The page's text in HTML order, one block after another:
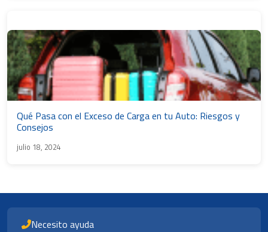
Qué Pasa con el Exceso de Carga en tu Auto: Riesgos y
Consejos
julio 18, 2024
Necesito ayuda